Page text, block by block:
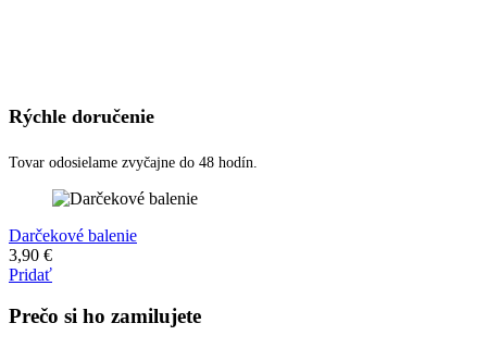
Rýchle doručenie
Tovar odosielame zvyčajne do 48 hodín.
Darčekové balenie
3,90 €
Pridať
Prečo si ho zamilujete